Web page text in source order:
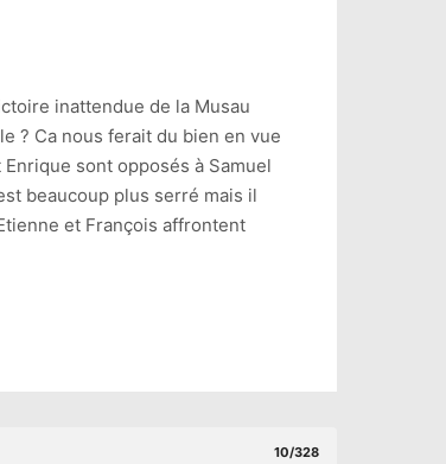
inattendue de la Musau
? Ca nous ferait du bien en vue
sont opposés à Samuel
beaucoup plus serré mais il
et François affrontent
10/328